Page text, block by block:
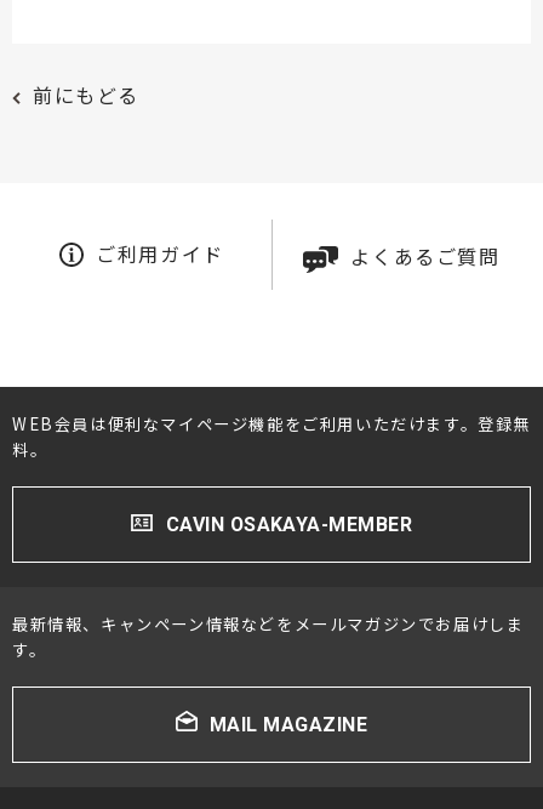
前にもどる
ご利用ガイド よくあるご質問
WEB会員は便利なマイページ機能をご利用いただけます。登録無
料。
CAVIN OSAKAYA-MEMBER
最新情報、キャンペーン情報などをメールマガジンでお届けしま
す。
MAIL MAGAZINE